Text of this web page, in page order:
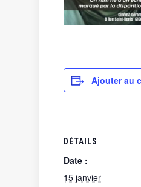
Ajouter au
DÉTAILS
Date :
15 janvier